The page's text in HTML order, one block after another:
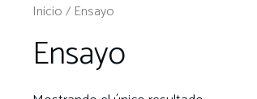
Inicio/ Ensayo
Ensayo